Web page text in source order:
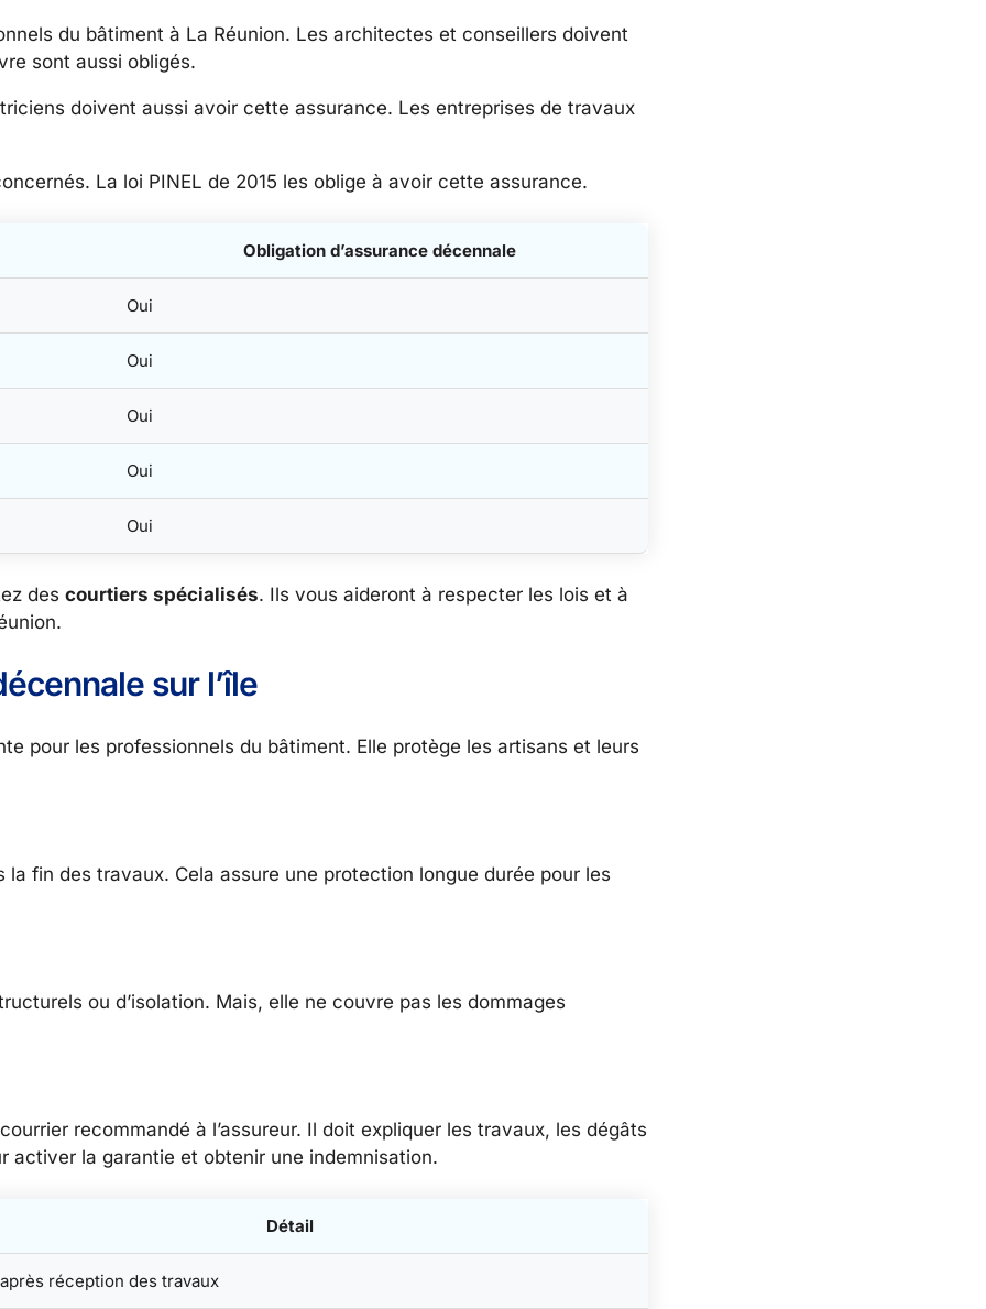
du bâtiment à La Réunion. Les architectes et conseillers doivent
sont aussi obligés.
doivent aussi avoir cette assurance. Les entreprises de travaux
La loi PINEL de 2015 les oblige à avoir cette assurance.
Obligation d’assurance décennale
Oui
Oui
Oui
Oui
Oui
des courtiers spécialisés. Ils vous aideront à respecter les lois et à
sur l’île
pour les professionnels du bâtiment. Elle protège les artisans et leurs
la fin des travaux. Cela assure une protection longue durée pour les
ou d’isolation. Mais, elle ne couvre pas les dommages
recommandé à l’assureur. Il doit expliquer les travaux, les dégâts
activer la garantie et obtenir une indemnisation.
Détail
réception des travaux